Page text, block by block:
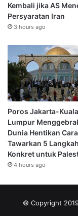
Kembali jika AS
Persyaratan Iran
3 hours ago
Poros Jakarta-Kuala
Lumpur
Dunia Hentikan
Tawarkan 5 Langkah
Konkret untuk
4 hours ago
© Copyright